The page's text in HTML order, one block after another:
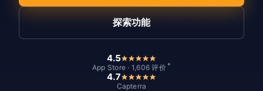
探索功能
4.5
App Store · 1,606 评价 *
4.7
Capterra